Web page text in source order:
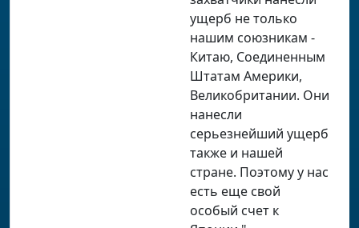
ущерб не только
нашим союзникам -
Китаю, Соединенным
Штатам Америки,
Великобритании. Они
нанесли
серьезнейший ущерб
также и нашей
стране. Поэтому у нас
есть еще свой
особый счет к